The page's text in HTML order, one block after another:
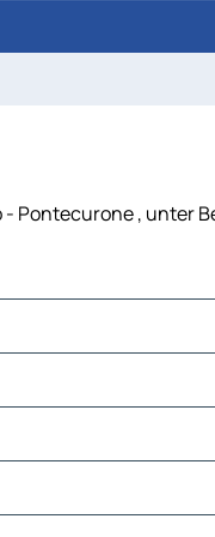
Pontecurone , unter